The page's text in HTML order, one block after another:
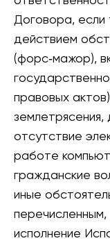
Договора, если
действием
(форс‑мажор),
правовых
землетрясения,
отсутствие
работе
гражданские
иные
перечисленным,
исполнение